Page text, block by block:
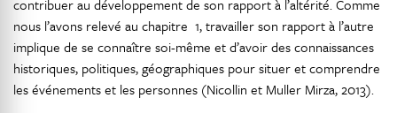
contribuer au développement de son rapport à l’altérité. Comme
nous l’avons relevé au chapitre 1, travailler son rapport à l’autre
implique de se connaître soi-même et d’avoir des connaissances
historiques, politiques, géographiques pour situer et comprendre
les événements et les personnes (Nicollin et Muller Mirza, 2013).